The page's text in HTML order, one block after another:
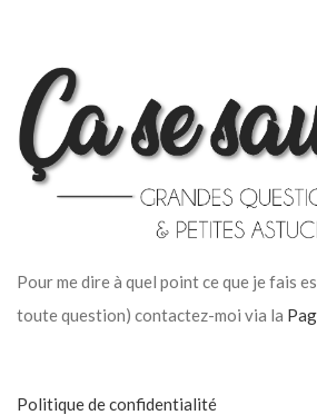
Pour me dire à quel point ce que je fais
toute question) contactez-moi via la
Politique de confidentialité